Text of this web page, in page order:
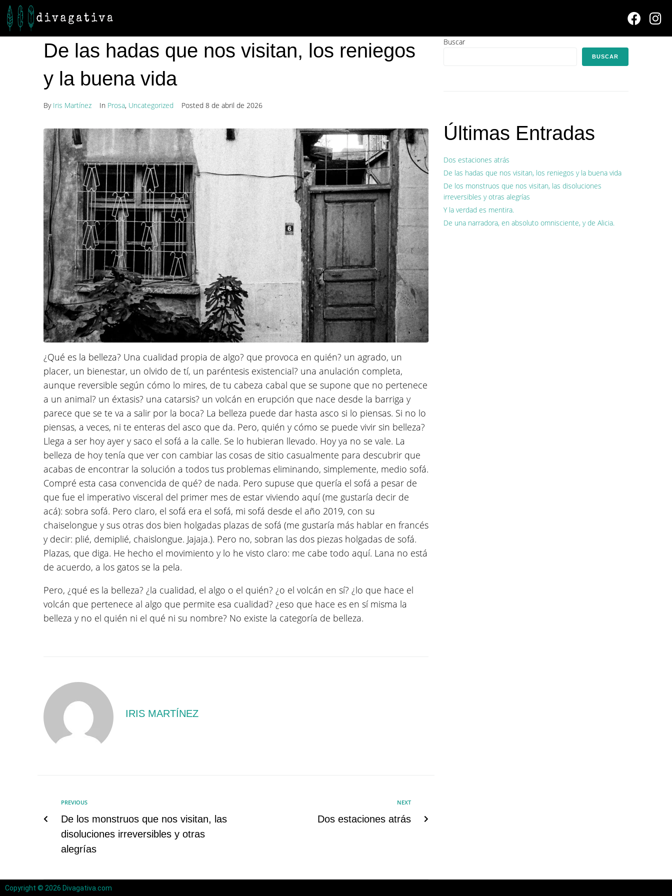
De las hadas que nos visitan, los reniegos
y la buena vida
By Iris Martínez In Prosa, Uncategorized Posted 8 de abril de 2026
¿Qué es la belleza? Una cualidad propia de algo? que provoca en quién? un agrado, un
placer, un bienestar, un olvido de tí, un paréntesis existencial? una anulación completa,
aunque reversible según cómo lo mires, de tu cabeza cabal que se supone que no pertenece
a un animal? un éxtasis? una catarsis? un volcán en erupción que nace desde la barriga y
parece que se te va a salir por la boca? La belleza puede dar hasta asco si lo piensas. Si no lo
piensas, a veces, ni te enteras del asco que da. Pero, quién y cómo se puede vivir sin belleza?
Llega a ser hoy ayer y saco el sofá a la calle. Se lo hubieran llevado. Hoy ya no se vale. La
belleza de hoy tenía que ver con cambiar las cosas de sitio casualmente para descubrir que
acabas de encontrar la solución a todos tus problemas eliminando, simplemente, medio sofá.
Compré esta casa convencida de qué? de nada. Pero supuse que quería el sofá a pesar de
que fue el imperativo visceral del primer mes de estar viviendo aquí (me gustaría decir de
acá): sobra sofá. Pero claro, el sofá era el sofá, mi sofá desde el año 2019, con su
chaiselongue y sus otras dos bien holgadas plazas de sofá (me gustaría más hablar en francés
y decir: plié, demiplié, chaislongue. Jajaja.). Pero no, sobran las dos piezas holgadas de sofá.
Plazas, que diga. He hecho el movimiento y lo he visto claro: me cabe todo aquí. Lana no está
de acuerdo, a los gatos se la pela.
Pero, ¿qué es la belleza? ¿la cualidad, el algo o el quién? ¿o el volcán en sí? ¿lo que hace el
volcán que pertenece al algo que permite esa cualidad? ¿eso que hace es en sí misma la
belleza y no el quién ni el qué ni su nombre? No existe la categoría de belleza.
IRIS MARTÍNEZ
PREVIOUS
De los monstruos que nos visitan, las
disoluciones irreversibles y otras
alegrías
NEXT
Dos estaciones atrás
Buscar
BUSCAR
Últimas Entradas
Dos estaciones atrás
De las hadas que nos visitan, los reniegos y la buena vida
De los monstruos que nos visitan, las disoluciones
irreversibles y otras alegrías
Y la verdad es mentira.
De una narradora, en absoluto omnisciente, y de Alicia.
Copyright © 2026 Divagativa.com